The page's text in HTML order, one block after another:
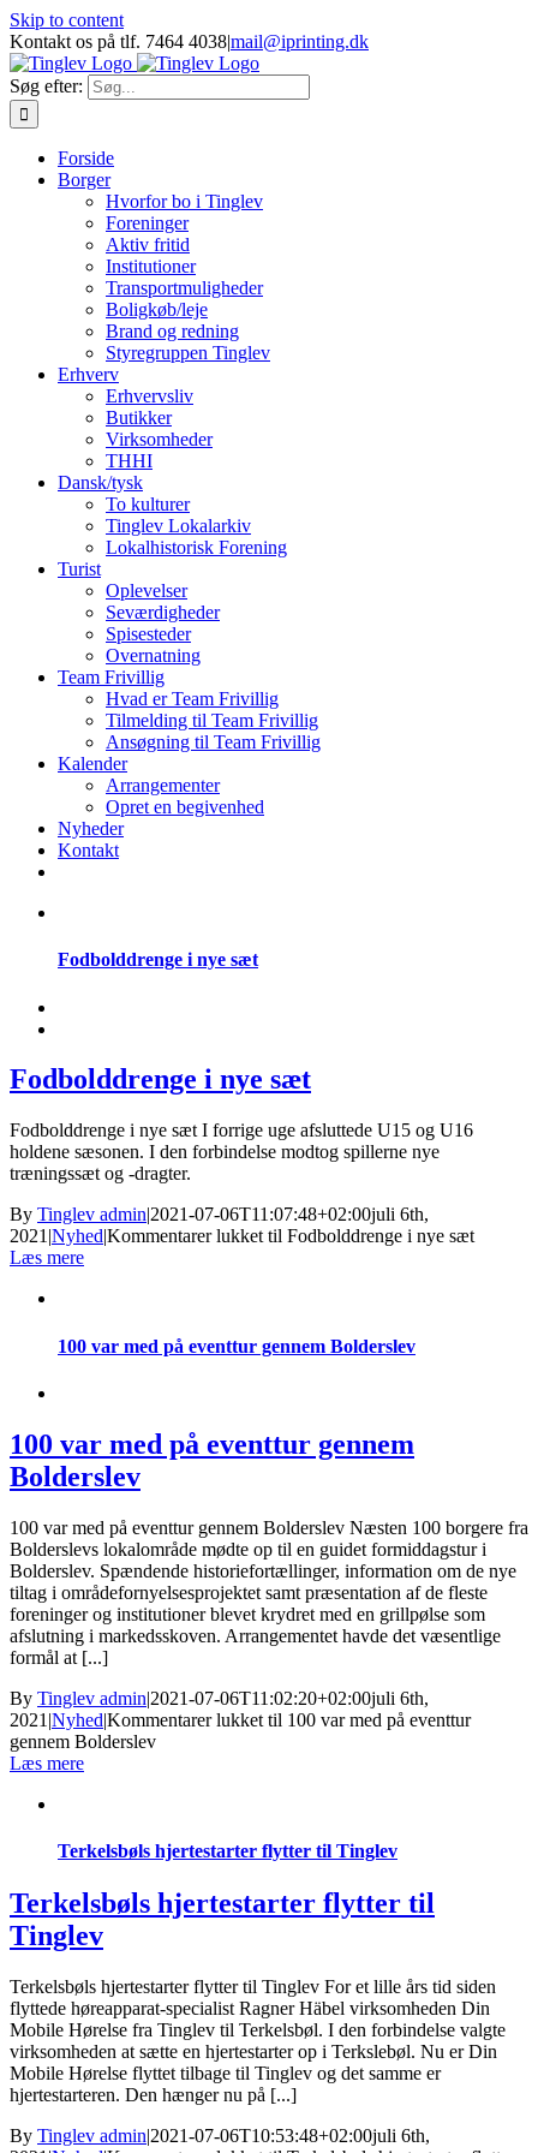
Skip to content
Kontakt os på tlf. 7464 4038|mail@iprinting.dk
Søg efter:
Forside
Borger
Hvorfor bo i Tinglev
Foreninger
Aktiv fritid
Institutioner
Transportmuligheder
Boligkøb/leje
Brand og redning
Styregruppen Tinglev
Erhverv
Erhvervsliv
Butikker
Virksomheder
THHI
Dansk/tysk
To kulturer
Tinglev Lokalarkiv
Lokalhistorisk Forening
Turist
Oplevelser
Seværdigheder
Spisesteder
Overnatning
Team Frivillig
Hvad er Team Frivillig
Tilmelding til Team Frivillig
Ansøgning til Team Frivillig
Kalender
Arrangementer
Opret en begivenhed
Nyheder
Kontakt
Fodbolddrenge i nye sæt
Fodbolddrenge i nye sæt
Fodbolddrenge i nye sæt I forrige uge afsluttede U15 og U16
holdene sæsonen. I den forbindelse modtog spillerne nye
træningssæt og -dragter.
By Tinglev admin|2021-07-06T11:07:48+02:00juli 6th,
2021 |Nyhed|Kommentarer lukket til Fodbolddrenge i nye sæt
Læs mere
100 var med på eventtur gennem Bolderslev
100 var med på eventtur gennem
Bolderslev
100 var med på eventtur gennem Bolderslev Næsten 100 borgere fra
Bolderslevs lokalområde mødte op til en guidet formiddagstur i
Bolderslev. Spændende historiefortællinger, information om de nye
tiltag i områdefornyelsesprojektet samt præsentation af de fleste
foreninger og institutioner blevet krydret med en grillpølse som
afslutning i markedsskoven. Arrangementet havde det væsentlige
formål at [...]
By Tinglev admin|2021-07-06T11:02:20+02:00juli 6th,
2021 |Nyhed|Kommentarer lukket til 100 var med på eventtur
gennem Bolderslev
Læs mere
Terkelsbøls hjertestarter flytter til Tinglev
Terkelsbøls hjertestarter flytter til
Tinglev
Terkelsbøls hjertestarter flytter til Tinglev For et lille års tid siden
flyttede høreapparat-specialist Ragner Häbel virksomheden Din
Mobile Hørelse fra Tinglev til Terkelsbøl. I den forbindelse valgte
virksomheden at sætte en hjertestarter op i Terkslebøl. Nu er Din
Mobile Hørelse flyttet tilbage til Tinglev og det samme er
hjertestarteren. Den hænger nu på [...]
By Tinglev admin|2021-07-06T10:53:48+02:00juli 6th,